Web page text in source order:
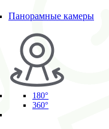
Панорамные камеры
180°
360°